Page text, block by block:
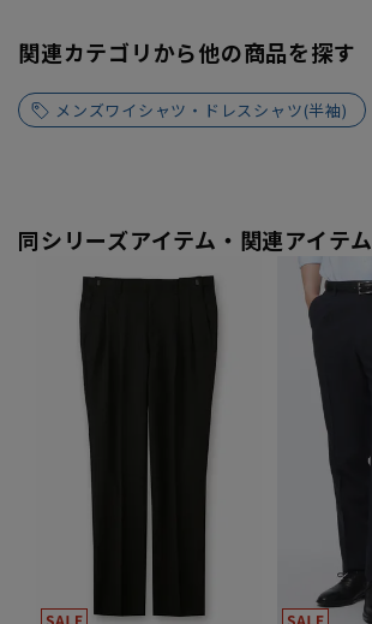
関連カテゴリから他の商品を探す
メンズワイシャツ・ドレスシャツ(半袖)
同シリーズアイテム・関連アイテム